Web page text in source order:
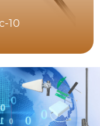
10